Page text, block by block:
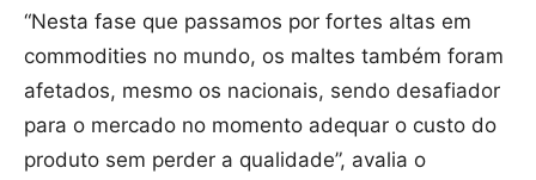
“Nesta fase que passamos por fortes altas em
commodities no mundo, os maltes também foram
afetados, mesmo os nacionais, sendo desafiador
para o mercado no momento adequar o custo do
produto sem perder a qualidade”, avalia o